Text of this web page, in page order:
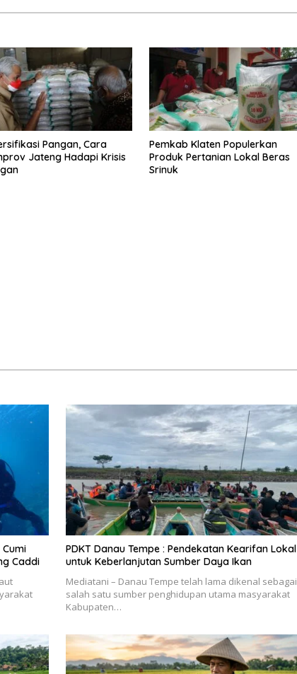
Pangan, Cara
Jateng Hadapi Krisis
Pemkab Klaten Populerkan
Produk Pertanian Lokal Beras
Srinuk
Caddi
PDKT Danau Tempe : Pendekatan Kearifan Lokal
untuk Keberlanjutan Sumber Daya Ikan
Mediatani – Danau Tempe telah lama dikenal sebagai
salah satu sumber penghidupan utama masyarakat
Kabupaten…